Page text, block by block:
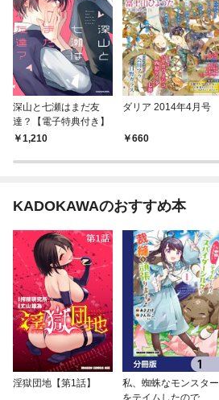
深山と七瀬はまだ友
達？【電子特典付き】
1,210
ダリア 2014年4月号
660
KADOKAWAのおすすめ本
淫獄団地【第1話】
私、蜘蛛なモンスター